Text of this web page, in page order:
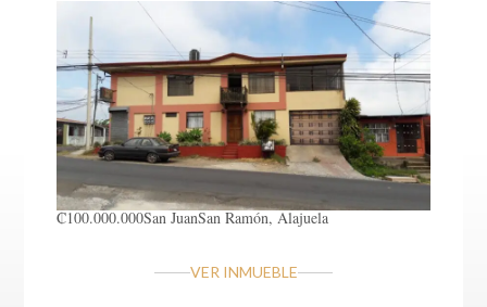
₡100.000.000San JuanSan Ramón, Alajuela
VER INMUEBLE